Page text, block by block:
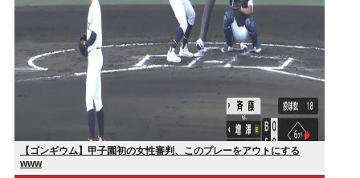
【ゴンギウム】甲子園初の女性審判、このプレーをアウトにする
www